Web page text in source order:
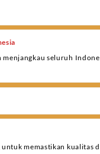
menjangkau seluruh
memastikan kualitas